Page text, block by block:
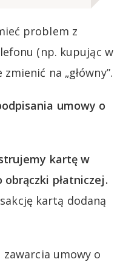
problem z
(np. kupując w
na „główny”.
umowy o
kartę w
płatniczej.
kartą dodaną
zawarcia umowy o